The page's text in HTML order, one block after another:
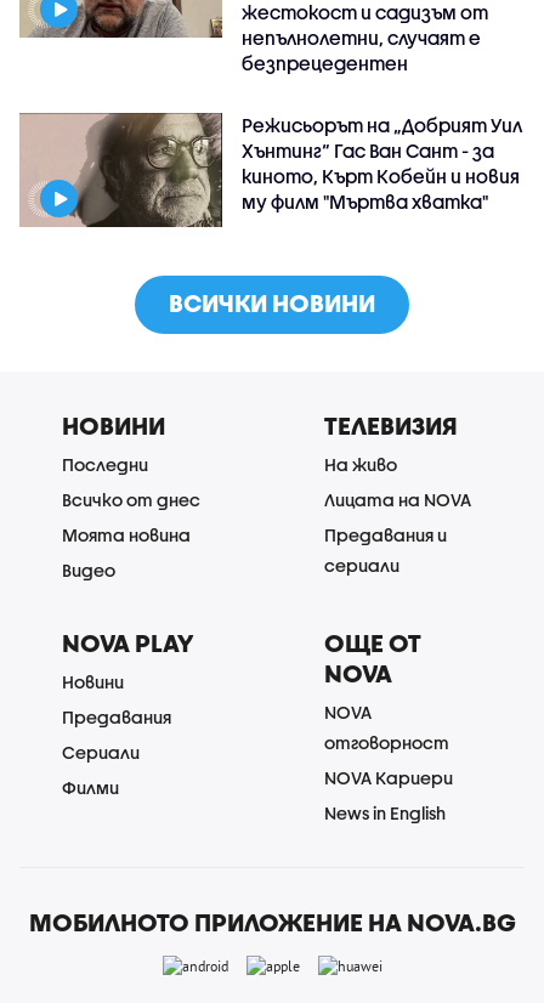
жестокост и садизъм от
непълнолетни, случаят е
безпрецедентен
Режисьорът на „Добрият Уил
Хънтинг“ Гас Ван Сант - за
киното, Кърт Кобейн и новия
му филм "Мъртва хватка"
ВСИЧКИ НОВИНИ
НОВИНИ
Последни
Всичко от днес
Моята новина
Видео
ТЕЛЕВИЗИЯ
На живо
Лицата на NOVA
Предавания и
сериали
NOVA PLAY
Новини
Предавания
Сериали
Филми
ОЩЕ ОТ
NOVA
NOVA
отговорност
NOVA Кариери
News in English
МОБИЛНОТО ПРИЛОЖЕНИЕ НА NOVA.BG